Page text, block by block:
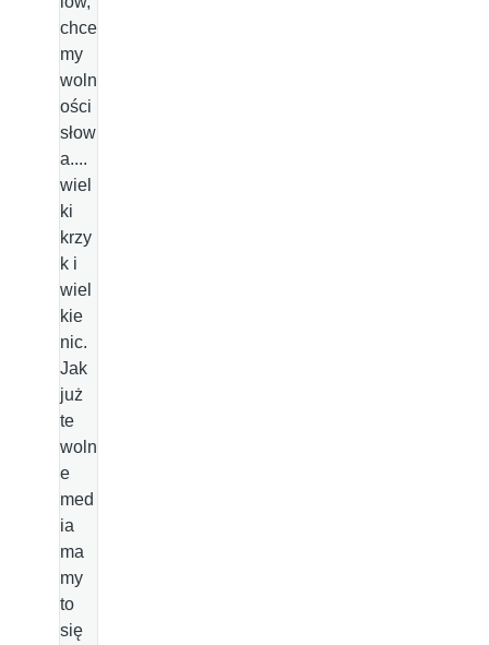
chce
my
woln
ości
słow
a....
wiel
ki
krzy
k i
wiel
kie
nic.
Jak
już
te
woln
e
med
ia
ma
my
to
się